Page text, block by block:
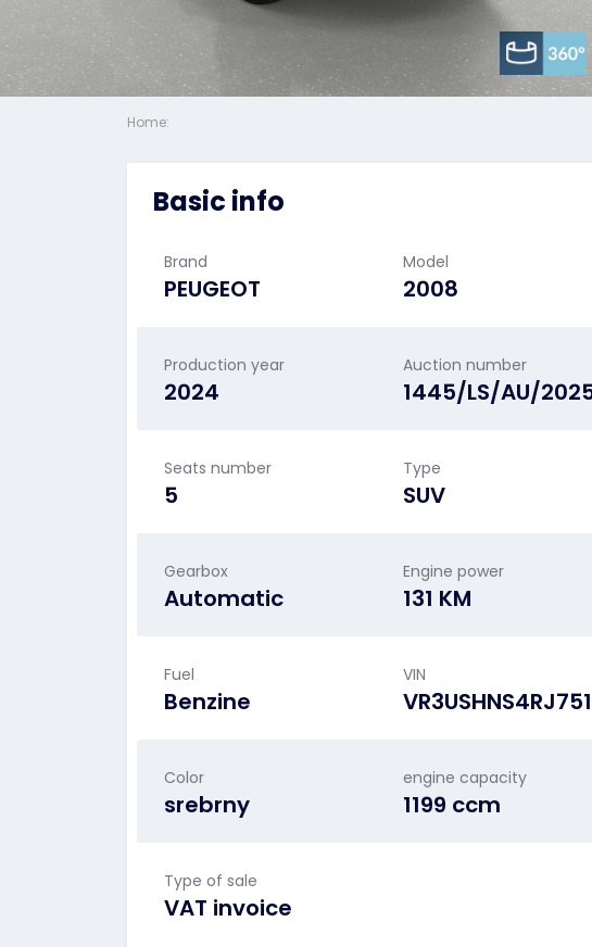
Home:
Basic info
Brand
PEUGEOT
Model
2008
Production year
2024
Auction number
1445/LS/AU/
Seats number
5
Type
SUV
Gearbox
Automatic
Engine power
131 KM
Fuel
Benzine
VIN
Color
srebrny
engine capacity
1199 ccm
Type of sale
VAT invoice